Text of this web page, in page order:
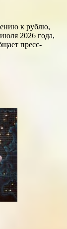
к рублю,
2026 года,
пресс-